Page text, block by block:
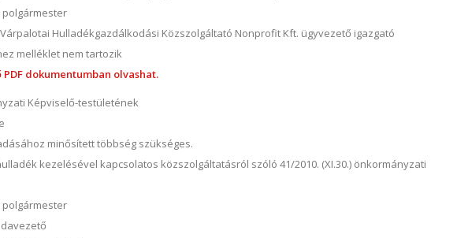
polgármester
Hulladékgazdálkodási Közszolgáltató Nonprofit Kft. ügyvezető igazgató
melléklet nem tartozik
dokumentumban olvashat.
Képviselő-testületének
minősített többség szükséges.
kezelésével kapcsolatos közszolgáltatásról szóló 41/2010. (XI.30.) önkormányzati
polgármester